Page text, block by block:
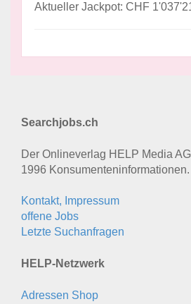
Aktueller Jackpot: CHF
Searchjobs.ch
Der Onlineverlag HELP Media
1996 Konsumenten­informationen.
Kontakt, Impressum
offene Jobs
Letzte Suchanfragen
HELP-Netzwerk
Adressen Shop